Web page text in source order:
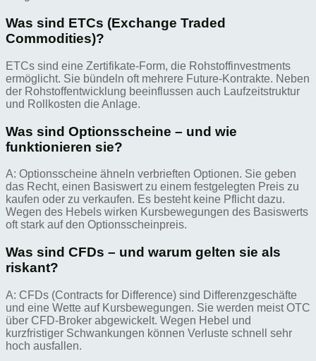
Was sind ETCs (Exchange Traded
Commodities)?
ETCs sind eine Zertifikate-Form, die Rohstoffinvestments
ermöglicht. Sie bündeln oft mehrere Future-Kontrakte. Neben
der Rohstoffentwicklung beeinflussen auch Laufzeitstruktur
und Rollkosten die Anlage.
Was sind Optionsscheine – und wie
funktionieren sie?
A: Optionsscheine ähneln verbrieften Optionen. Sie geben
das Recht, einen Basiswert zu einem festgelegten Preis zu
kaufen oder zu verkaufen. Es besteht keine Pflicht dazu.
Wegen des Hebels wirken Kursbewegungen des Basiswerts
oft stark auf den Optionsscheinpreis.
Was sind CFDs – und warum gelten sie als
riskant?
A: CFDs (Contracts for Difference) sind Differenzgeschäfte
und eine Wette auf Kursbewegungen. Sie werden meist OTC
über CFD-Broker abgewickelt. Wegen Hebel und
kurzfristiger Schwankungen können Verluste schnell sehr
hoch ausfallen.